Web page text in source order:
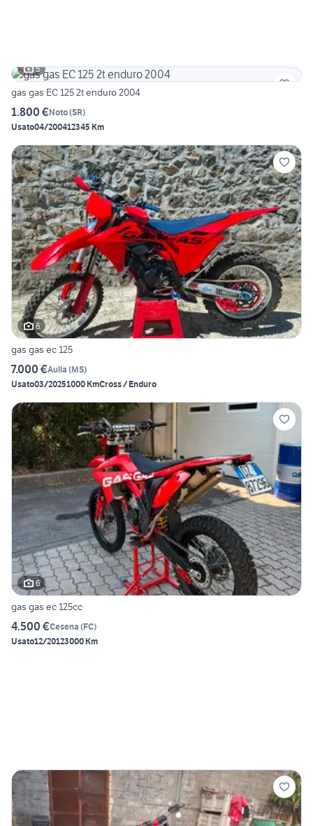
5
gas gas EC 125 2t enduro 2004
1.800 €Noto(SR)
Usato04/200412345 Km
6
gas gas ec 125
7.000 €Aulla (MS)
Usato03/20251000 KmCross / Enduro
6
gas gas ec 125cc
4.500 €Cesena (FC)
Usato12/20123000 Km